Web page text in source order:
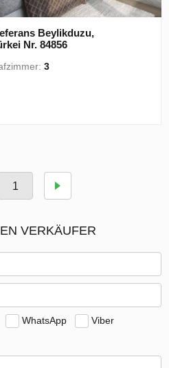
Beylikduzu,
Nr. 84856
3
1
VERKÄUFER
WhatsApp
Viber